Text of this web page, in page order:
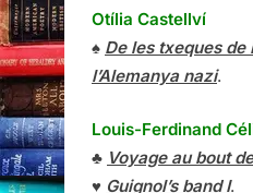
Otília Castellví
♠ De les txeques de
l’Alemanya nazi.
Louis-Ferdinand
♣ Voyage au bout
♥ Guignol’s band I.